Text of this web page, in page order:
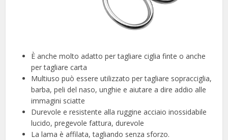
È anche molto adatto per tagliare ciglia finte o anche
per tagliare carta
Multiuso può essere utilizzato per tagliare sopracciglia,
barba, peli del naso, unghie e aiutare a dire addio alle
immagini sciatte
Durevole e resistente alla ruggine acciaio inossidabile
lucido, pregevole fattura, durevole
La lama è affilata, tagliando senza sforzo.